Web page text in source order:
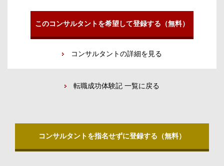
このコンサルタントを希望して登録する（無料）
コンサルタントの詳細を見る
転職成功体験記 一覧に戻る
コンサルタントを指名せずに登録する（無料）